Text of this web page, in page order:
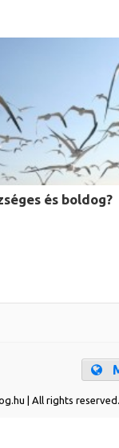
és boldog?
| All rights reserved.